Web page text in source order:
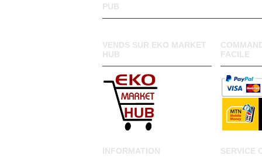
PUB
VENDS SUR EKO MARKET
HUB
FACILE
INFORMATION SERVICE